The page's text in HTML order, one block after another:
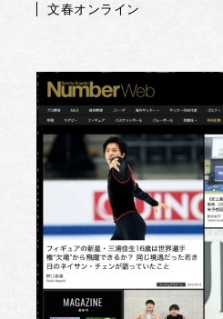
文春オンライン